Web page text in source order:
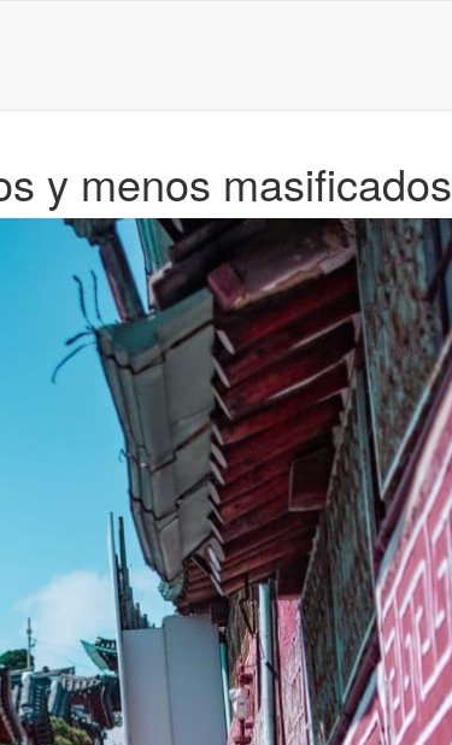
y menos masificados